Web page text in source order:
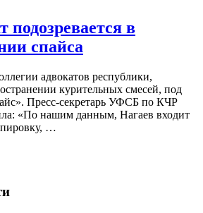
в
спайса
адвокатов республики,
курительных смесей, под
Пресс-секретарь УФСБ по КЧР
«По нашим данным, Нагаев входит
…